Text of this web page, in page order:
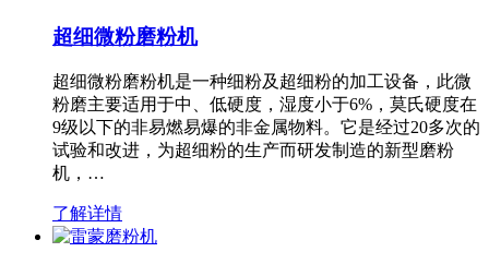
超细微粉磨粉机
超细微粉磨粉机是一种细粉及超细粉的加工设备，此微
粉磨主要适用于中、低硬度，湿度小于6%，莫氏硬度在
9级以下的非易燃易爆的非金属物料。它是经过20多次的
试验和改进，为超细粉的生产而研发制造的新型磨粉
机，…
了解详情